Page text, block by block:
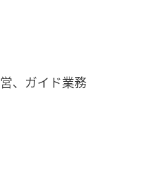
、ガイド業務